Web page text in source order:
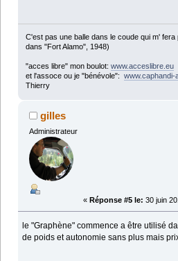
C'est pas une balle dans le coude qui m'
dans "Fort Alamo", 1948)
"acces libre" mon boulot: www.acceslibre.eu
et l'assoce ou je "bénévole": www.caphandi-
Thierry
gilles
Administrateur
« Réponse #5 le: 30 juin
le "Graphène" commence a être utilisé
de poids et autonomie sans plus mais